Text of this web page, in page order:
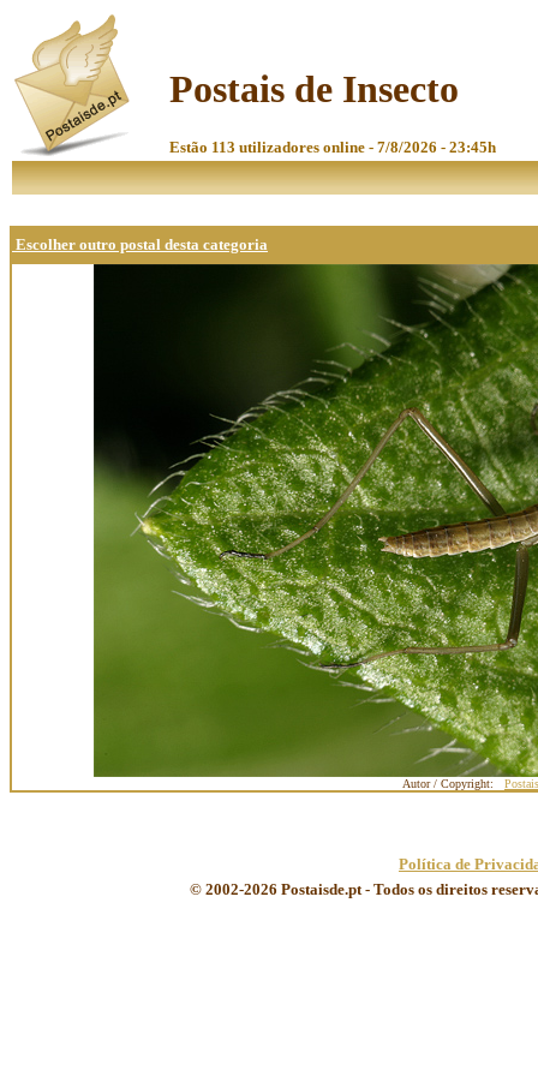
Postais de Insecto
Estão 113 utilizadores online - 7/8/2026 - 23:45h
Escolher outro postal desta categoria
Autor / Copyright:
Política de
© 2002-2026 Postaisde.pt - Todos os direitos